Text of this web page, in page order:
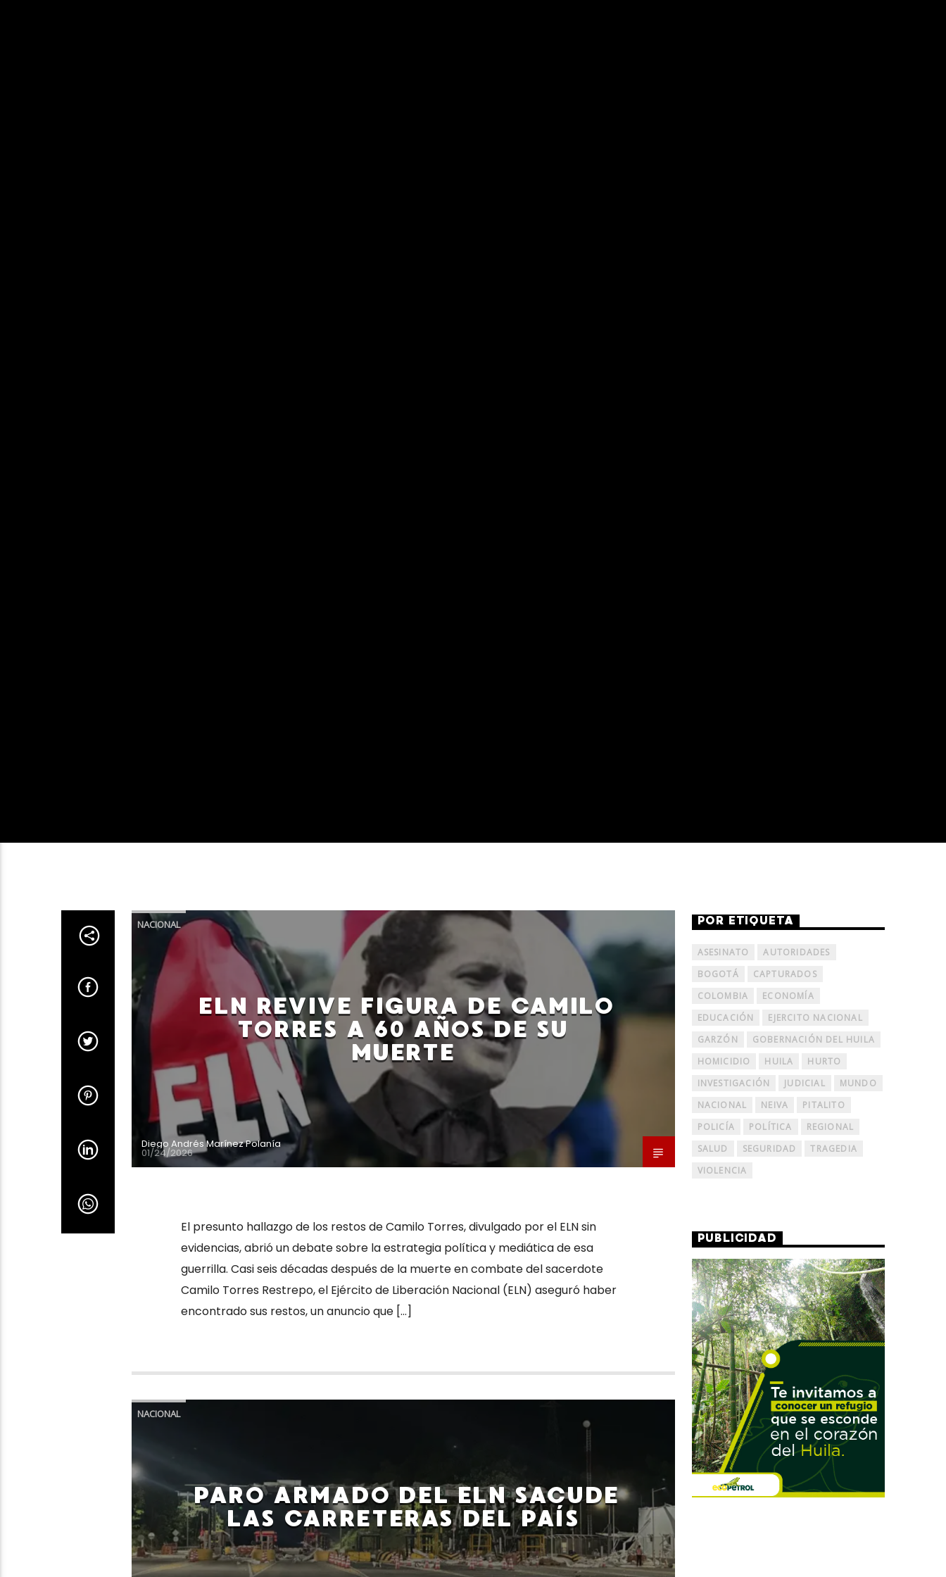
NACIONAL
ELN REVIVE FIGURA DE CAMILO
TORRES A 60 AÑOS DE SU
MUERTE
Diego Andrés Marínez Polanía
01/24/2026
El presunto hallazgo de los restos de Camilo Torres, divulgado por el ELN sin
evidencias, abrió un debate sobre la estrategia política y mediática de esa
guerrilla. Casi seis décadas después de la muerte en combate del sacerdote
Camilo Torres Restrepo, el Ejército de Liberación Nacional (ELN) aseguró haber
encontrado sus restos, un anuncio que […]
NACIONAL
PARO ARMADO DEL ELN SACUDE
LAS CARRETERAS DEL PAÍS
POR ETIQUETA
ASESINATO
AUTORIDADES
BOGOTÁ
CAPTURADOS
COLOMBIA
ECONOMÍA
EDUCACIÓN
EJERCITO NACIONAL
GARZÓN
GOBERNACIÓN DEL HUILA
HOMICIDIO
HUILA
HURTO
INVESTIGACIÓN
JUDICIAL
MUNDO
NACIONAL
NEIVA
PITALITO
POLICÍA
POLÍTICA
REGIONAL
SALUD
SEGURIDAD
TRAGEDIA
VIOLENCIA
PUBLICIDAD